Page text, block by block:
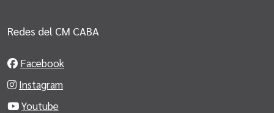
Redes del CM CABA
Facebook
Instagram
Youtube